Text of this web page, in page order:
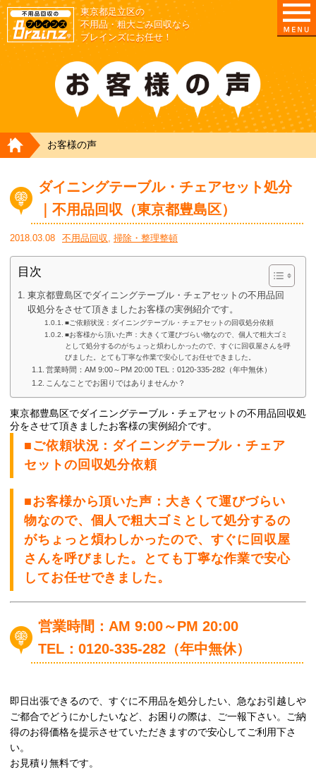
東京都足立区の
不用品・粗大ごみ回収なら
ブレインズにお任せ！
HOME
お客様の声
ダイニングテーブル・チェアセット処分
｜不用品回収（東京都豊島区）
2018.03.08 不用品回収, 掃除・整理整頓
目次
東京都豊島区でダイニングテーブル・チェアセットの不用品回
収処分をさせて頂きましたお客様の実例紹介です。
■ご依頼状況：ダイニングテーブル・チェアセットの回収処分依頼
■お客様から頂いた声：大きくて運びづらい物なので、個人で粗大ゴミ
として処分するのがちょっと煩わしかったので、すぐに回収屋さんを呼
びました。とても丁寧な作業で安心してお任せできました。
営業時間：AM 9:00～PM 20:00 TEL：0120-335-282（年中無休）
こんなことでお困りではありませんか？
東京都豊島区でダイニングテーブル・チェアセットの不用品回収処
分をさせて頂きましたお客様の実例紹介です。
■ご依頼状況：ダイニングテーブル・チェア
セットの回収処分依頼
■お客様から頂いた声：大きくて運びづらい
物なので、個人で粗大ゴミとして処分するの
がちょっと煩わしかったので、すぐに回収屋
さんを呼びました。とても丁寧な作業で安心
してお任せできました。
営業時間：AM 9:00～PM 20:00
TEL：0120-335-282（年中無休）
即日出張できるので、すぐに不用品を処分したい、急なお引越しや
ご都合でどうにかしたいなど、お困りの際は、ご一報下さい。ご納
得のお得価格を提示させていただきますので安心してご利用下さ
い。
お見積り無料です。